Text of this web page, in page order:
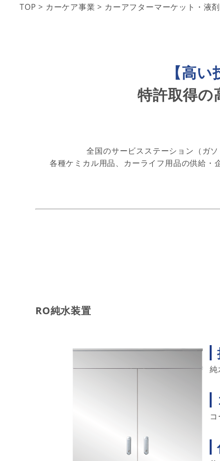
TOP > カーケア事業 > カーアフターマーケット・液
【高
特許取得の
全国のサービスステーション（ガ
各種ケミカル用品、カーライフ用品の供給
RO純水装置
純